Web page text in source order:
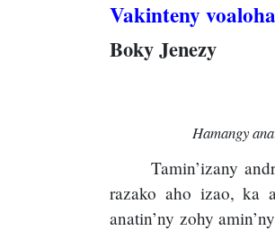
Vakinteny
Boky Jenezy
Hamangy
Tamin’izany
razako aho izao, ka
anatin’ny zohy